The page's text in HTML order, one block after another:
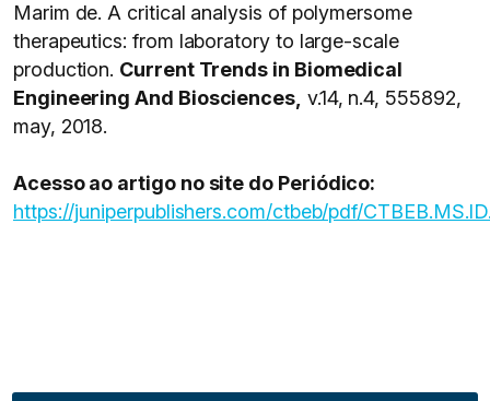
Marim de. A critical analysis of polymersome
therapeutics: from laboratory to large-scale
production. Current Trends in Biomedical
Engineering And Biosciences, v.14, n.4, 555892,
may, 2018.
Acesso ao artigo no site do Periódico:
https://juniperpublishers.com/ctbeb/pdf/